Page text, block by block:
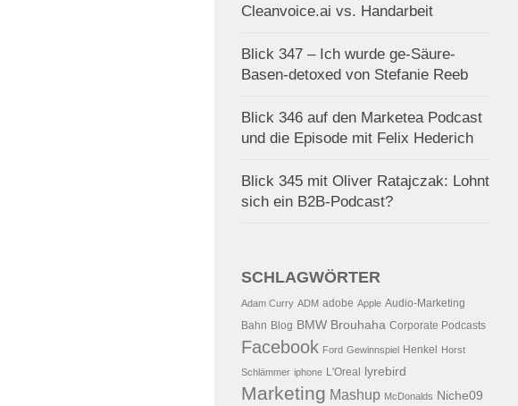
Cleanvoice.ai vs. Handarbeit
Blick 347 – Ich wurde ge-Säure-
Basen-detoxed von Stefanie Reeb
Blick 346 auf den Marketea Podcast
und die Episode mit Felix Hederich
Blick 345 mit Oliver Ratajczak: Lohnt
sich ein B2B-Podcast?
SCHLAGWÖRTER
Adam Curry ADM adobe Apple Audio-Marketing
Bahn Blog BMW Brouhaha Corporate Podcasts
Facebook Ford Gewinnspiel Henkel Horst
Schlämmer iphone L'Oreal lyrebird
Marketing Mashup McDonalds Niche09